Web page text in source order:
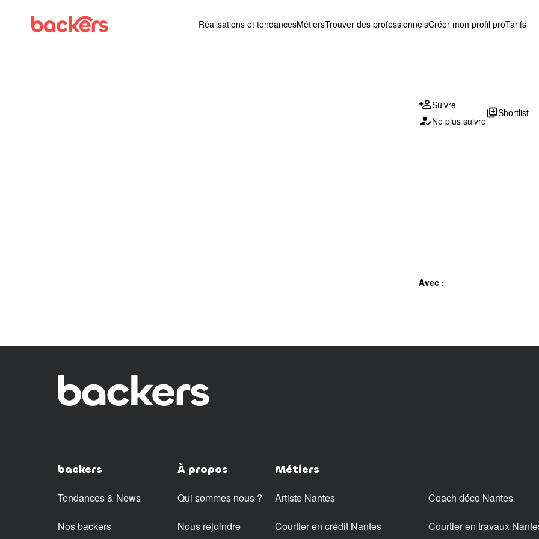
Réalisations et tendancesMétiersTrouver des professionnelsCréer mon profil proTarifs
Suivre
Ne plus suivre
library_addShortlist
Avec :
backers
Tendances & News
Nos backers
À propos
Qui sommes nous ?
Nous rejoindre
Métiers
Artiste Nantes Coach déco Nantes
Courtier en crédit Nantes Courtier en travaux